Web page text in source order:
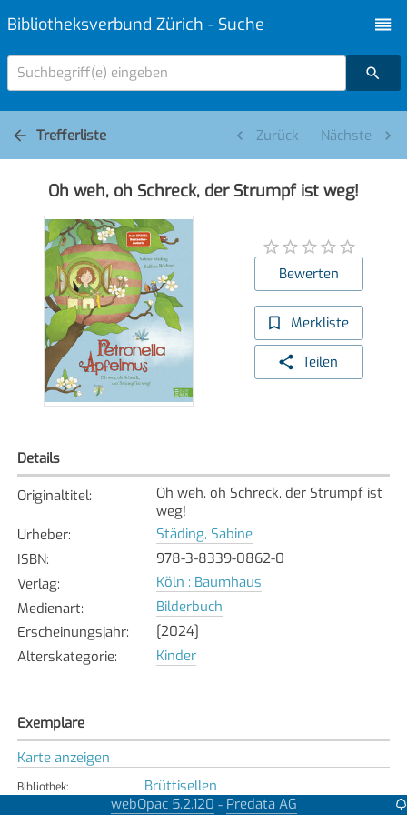
Bibliotheksverbund Zürich - Suche
Suchbegriff(e) eingeben
Trefferliste Zurück Nächste
Oh weh, oh Schreck, der Strumpf ist weg!
Bewerten
Merkliste
Teilen
Details
Originaltitel:
Oh weh, oh Schreck, der Strumpf ist
weg!
Urheber:
Städing, Sabine
ISBN:
978-3-8339-0862-0
Verlag:
Köln : Baumhaus
Medienart:
Bilderbuch
Erscheinungsjahr:
[2024]
Alterskategorie: Kinder
Exemplare
Karte anzeigen
Bibliothek: Brüttisellen
Verfügbar
webOpac 5.2.120 - Predata AG